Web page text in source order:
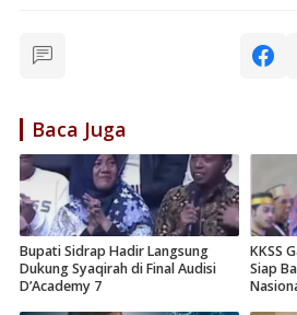
Baca Juga
Bupati Sidrap Hadir Langsung
Dukung Syaqirah di Final Audisi
D’Academy 7
KKSS
Siap